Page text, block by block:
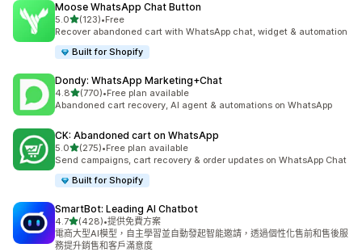
Moose WhatsApp Chat Button
5.0滿分 5 顆星
(123)
共有 123 則評價
•Free
Recover abandoned cart with WhatsApp chat, widget & automation
Built for Shopify
Dondy: WhatsApp Marketing+Chat
4.8滿分 5 顆星
(770)
共有 770 則評價
•Free plan available
Abandoned cart recovery, AI agent & automations on WhatsApp
CK: Abandoned cart on WhatsApp
5.0滿分 5 顆星
(275)
共有 275 則評價
•Free plan available
Send campaigns, cart recovery & order updates on WhatsApp Chat
Built for Shopify
SmartBot: Leading AI Chatbot
4.7滿分 5 顆星
(428)
共有 428 則評價
•提供免費方案
電商大型AI模型，自主學習並自動發起智能邀請，透過個性化售前和售後服
務提升銷售和客戶滿意度